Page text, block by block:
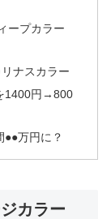
ープカラー
ナスカラー
1400円→800
●●万円に？
カラー